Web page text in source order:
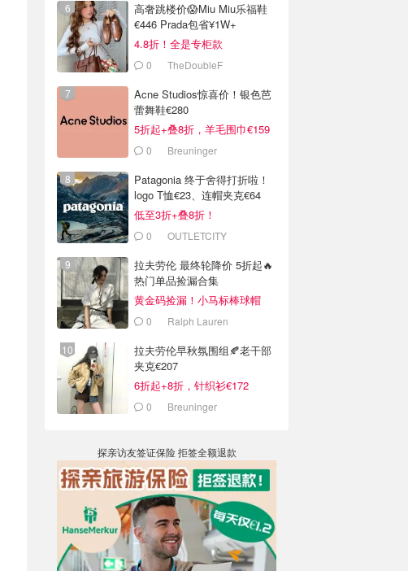
高奢跳楼价😱Miu Miu乐福鞋
€446 Prada包省¥1W+
4.8折！全是专柜款
0 TheDoubleF
Acne Studios惊喜价！银色芭
蕾舞鞋€280
5折起+叠8折，羊毛围巾€159
0 Breuninger
Patagonia 终于舍得打折啦！
logo T恤€23、连帽夹克€64
低至3折+叠8折！
0
OUTLETCITY
拉夫劳伦 最终轮降价 5折起🔥
热门单品捡漏合集
黄金码捡漏！小马标棒球帽
€280 Ralph Lauren
拉夫劳伦早秋氛围组🍂老干部
夹克€207
6折起+8折，针织衫€172
0 Breuninger
探亲访友签证保险 拒签全额退款